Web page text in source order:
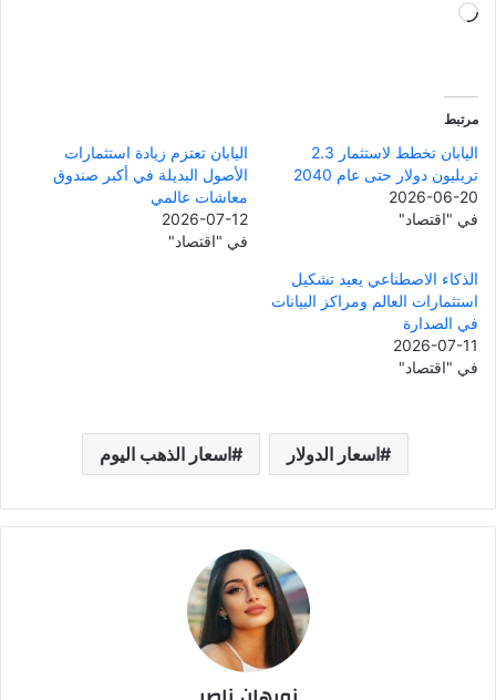
جاري
مرتبط
اليابان تخطط لاستثمار 2.3
تريليون دولار حتى عام 2040
2026-06-20
في "اقتصاد"
اليابان تعتزم زيادة استثمارات
الأصول البديلة في أكبر صندوق
معاشات عالمي
2026-07-12
في "اقتصاد"
الذكاء الاصطناعي يعيد تشكيل
استثمارات العالم ومراكز البيانات
في الصدارة
2026-07-11
في "اقتصاد"
اسعار الدولار اسعار الذهب اليوم